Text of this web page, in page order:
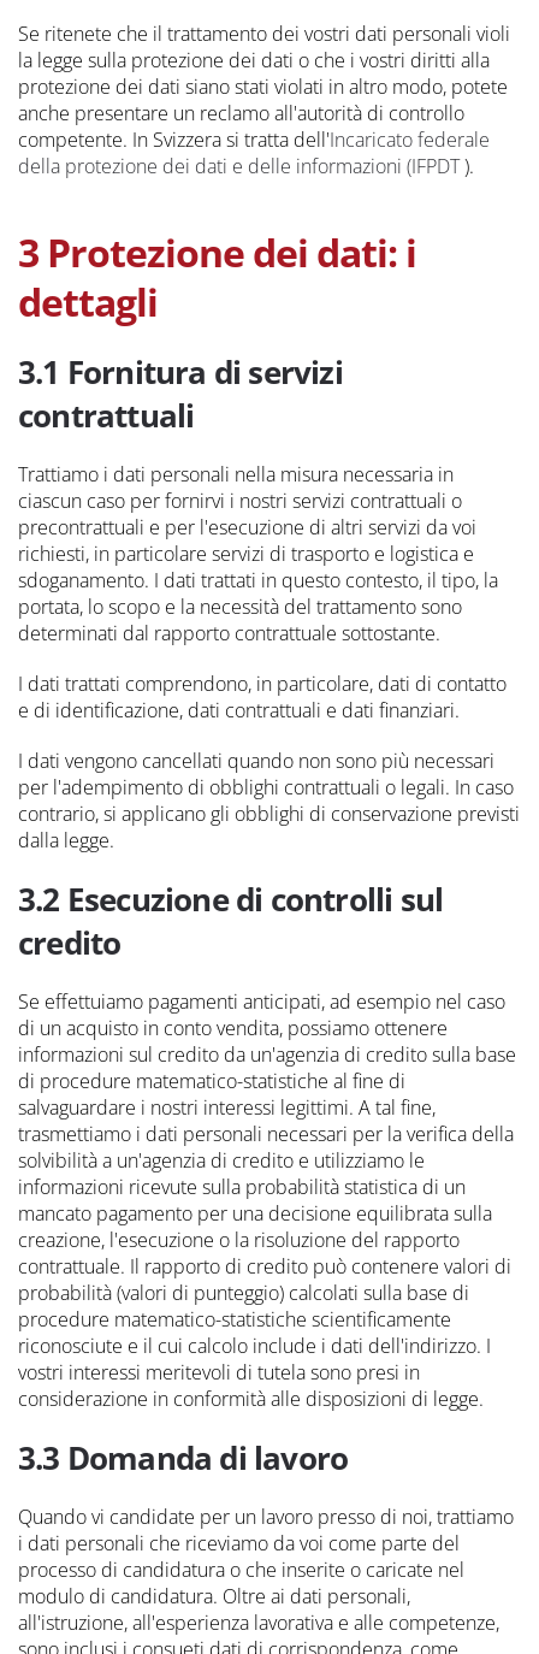
Se ritenete che il trattamento dei vostri dati personali violi
la legge sulla protezione dei dati o che i vostri diritti alla
protezione dei dati siano stati violati in altro modo, potete
anche presentare un reclamo all'autorità di controllo
competente. In Svizzera si tratta dell'Incaricato federale
della protezione dei dati e delle informazioni (IFPDT).
3 Protezione dei dati: i
dettagli
3.1 Fornitura di servizi
contrattuali
Trattiamo i dati personali nella misura necessaria in
ciascun caso per fornirvi i nostri servizi contrattuali o
precontrattuali e per l'esecuzione di altri servizi da voi
richiesti, in particolare servizi di trasporto e logistica e
sdoganamento. I dati trattati in questo contesto, il tipo, la
portata, lo scopo e la necessità del trattamento sono
determinati dal rapporto contrattuale sottostante.
I dati trattati comprendono, in particolare, dati di contatto
e di identificazione, dati contrattuali e dati finanziari.
I dati vengono cancellati quando non sono più necessari
per l'adempimento di obblighi contrattuali o legali. In caso
contrario, si applicano gli obblighi di conservazione previsti
dalla legge.
3.2 Esecuzione di controlli sul
credito
Se effettuiamo pagamenti anticipati, ad esempio nel caso
di un acquisto in conto vendita, possiamo ottenere
informazioni sul credito da un'agenzia di credito sulla base
di procedure matematico-statistiche al fine di
salvaguardare i nostri interessi legittimi. A tal fine,
trasmettiamo i dati personali necessari per la verifica della
solvibilità a un'agenzia di credito e utilizziamo le
informazioni ricevute sulla probabilità statistica di un
mancato pagamento per una decisione equilibrata sulla
creazione, l'esecuzione o la risoluzione del rapporto
contrattuale. Il rapporto di credito può contenere valori di
probabilità (valori di punteggio) calcolati sulla base di
procedure matematico-statistiche scientificamente
riconosciute e il cui calcolo include i dati dell'indirizzo. I
vostri interessi meritevoli di tutela sono presi in
considerazione in conformità alle disposizioni di legge.
3.3 Domanda di lavoro
Quando vi candidate per un lavoro presso di noi, trattiamo
i dati personali che riceviamo da voi come parte del
processo di candidatura o che inserite o caricate nel
modulo di candidatura. Oltre ai dati personali,
all'istruzione, all'esperienza lavorativa e alle competenze,